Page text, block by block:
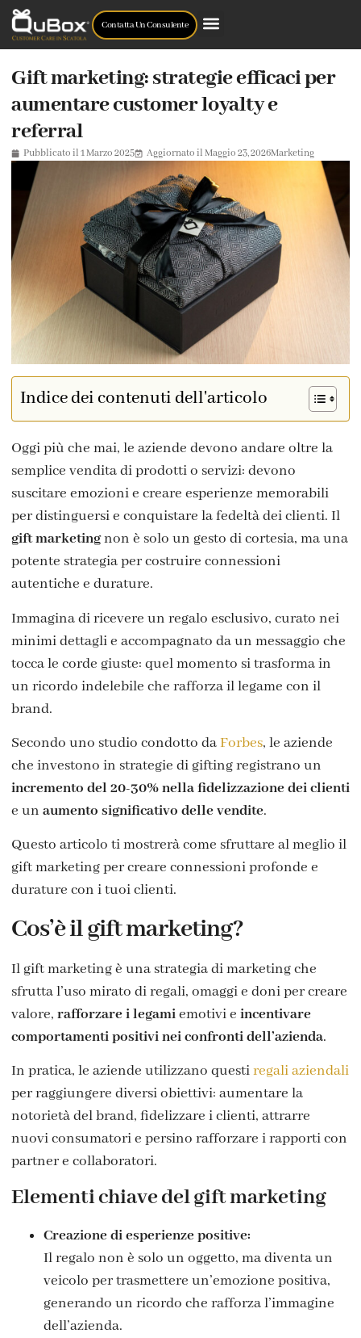
Contatta Un Consulente
Gift marketing: strategie efficaci per
aumentare customer loyalty e
referral
Pubblicato il 1 Marzo 2025 Aggiornato il Maggio 23, 2026Marketing
Indice dei contenuti dell'articolo
Oggi più che mai, le aziende devono andare oltre la
semplice vendita di prodotti o servizi: devono
suscitare emozioni e creare esperienze memorabili
per distinguersi e conquistare la fedeltà dei clienti. Il
gift marketingnon è solo un gesto di cortesia, ma una
potente strategia per costruire connessioni
autentiche e durature.
Immagina di ricevere un regalo esclusivo, curato nei
minimi dettagli e accompagnato da un messaggio che
tocca le corde giuste: quel momento si trasforma in
un ricordo indelebile che rafforza il legame con il
brand.
Secondo uno studio condotto daForbes, le aziende
che investono in strategie di gifting registrano un
incremento del 20-30% nella fidelizzazione dei clienti
e un aumento significativo delle vendite.
Questo articolo ti mostrerà come sfruttare al meglio il
gift marketing per creare connessioni profonde e
durature con i tuoi clienti.
Cos’è il gift marketing?
Il gift marketing è una strategia di marketing che
sfrutta l’uso mirato di regali, omaggi e doni per creare
valore, rafforzare i legamiemotivi e incentivare
comportamenti positivi nei confronti dell’azienda.
In pratica, le aziende utilizzano questiregali aziendali
per raggiungere diversi obiettivi: aumentare la
notorietà del brand, fidelizzare i clienti, attrarre
nuovi consumatori e persino rafforzare i rapporti con
partner e collaboratori.
Elementi chiave del gift marketing
Creazione di esperienze positive:
Il regalo non è solo un oggetto, ma diventa un
veicolo per trasmettere un’emozione positiva,
generando un ricordo che rafforza l’immagine
dell’azienda.